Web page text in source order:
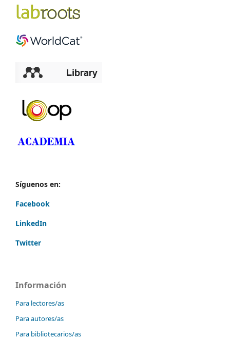
Síguenos en:
Facebook
LinkedIn
Twitter
Información
Para lectores/as
Para autores/as
Para bibliotecarios/as